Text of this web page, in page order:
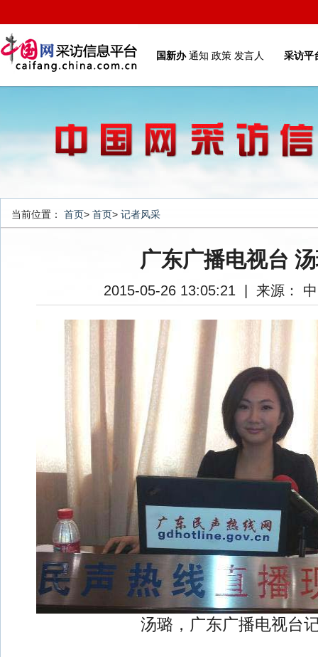
国新办 通知 政策 发言人 采访平
当前位置： 首页> 首页> 记者风采
广东广播电视台
2015-05-26 13:05:21 来源：
汤璐，广东广播电视台